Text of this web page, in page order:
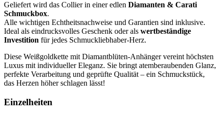
Geliefert wird das Collier in einer edlen Diamanten & Carati
Schmuckbox.
Alle wichtigen Echtheitsnachweise und Garantien sind inklusive.
Ideal als eindrucksvolles Geschenk oder als wertbeständige
Investition für jedes Schmuckliebhaber-Herz.
Diese Weißgoldkette mit Diamantblüten-Anhänger vereint höchsten
Luxus mit individueller Eleganz. Sie bringt atemberaubenden Glanz,
perfekte Verarbeitung und geprüfte Qualität – ein Schmuckstück,
das Herzen höher schlagen lässt!
Einzelheiten